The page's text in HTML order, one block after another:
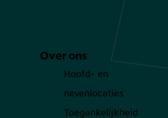
Over ons
Hoofd- en
nevenlocaties
Toegankelijkheid